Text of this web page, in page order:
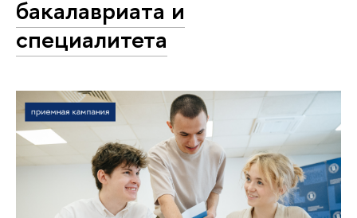
бакалавриата и
специалитета